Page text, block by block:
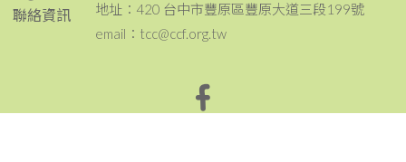
聯絡資訊
地址：420 台中市豐原區豐原大道三段199號
email：tcc@ccf.org.tw